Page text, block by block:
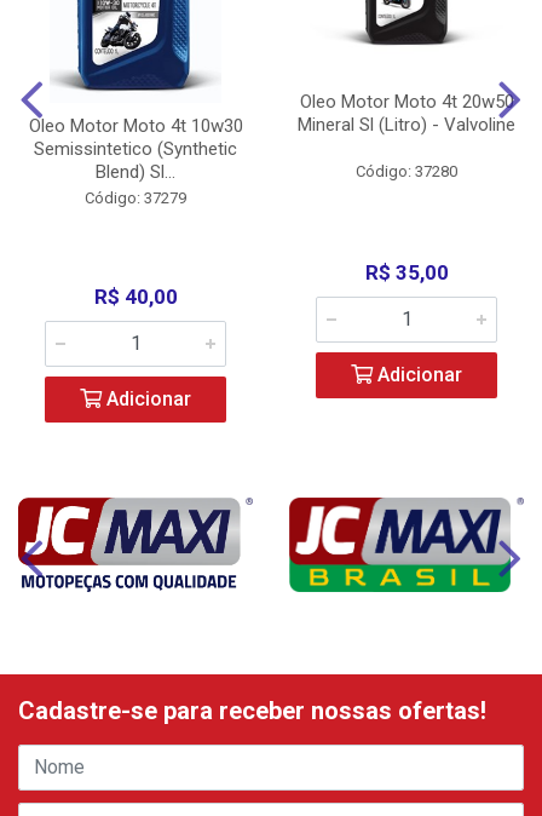
Oleo Motor Moto 4t 10w30
Semissintetico (Synthetic
Blend) Sl...
Código: 37279
R$ 40,00
Adicionar
Oleo Motor Moto 4t 20w50
Mineral Sl (Litro) - Valvoline
Código: 37280
R$ 35,00
Adicionar
Cadastre-se para receber nossas ofertas!